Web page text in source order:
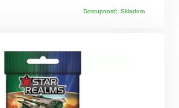
Dostupnosť: Skladom